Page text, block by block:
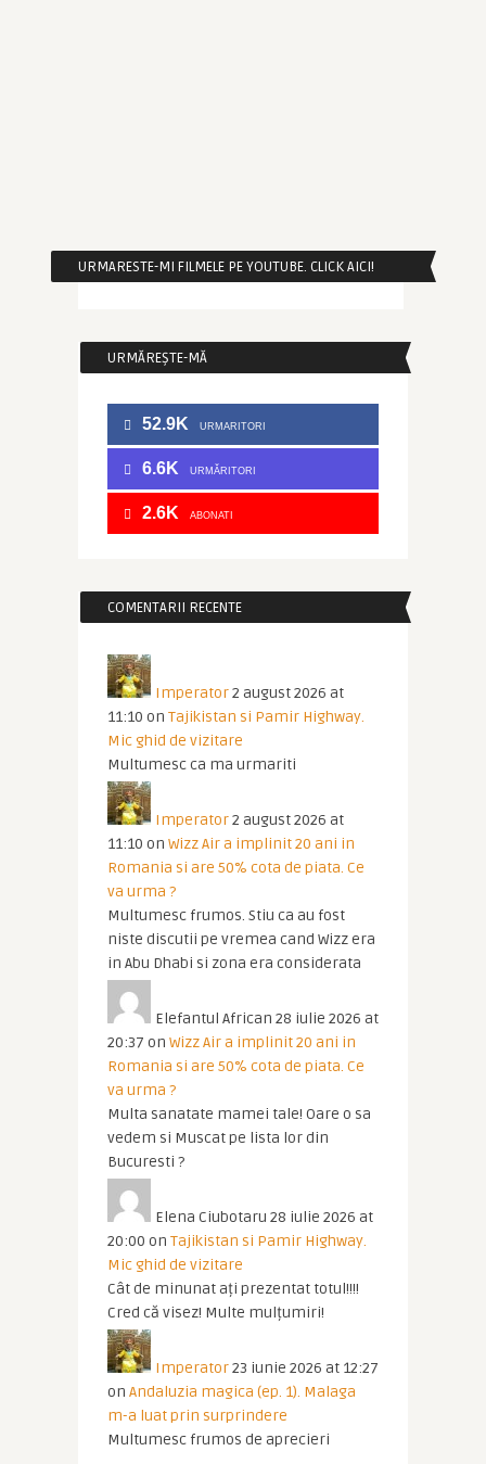
URMARESTE-MI FILMELE PE YOUTUBE. CLICK AICI!
URMĂREȘTE-MĂ
52.9K URMARITORI
6.6K URMĂRITORI
2.6K ABONATI
COMENTARII RECENTE
Imperator2 august 2026 at
11:10 on Tajikistan si Pamir Highway.
Mic ghid de vizitare
Multumesc ca ma urmariti
Imperator2 august 2026 at
11:10 on Wizz Air a implinit 20 ani in
Romania si are 50% cota de piata. Ce
va urma ?
Multumesc frumos. Stiu ca au fost
niste discutii pe vremea cand Wizz era
in Abu Dhabi si zona era considerata
Elefantul African 28 iulie 2026 at
20:37 on Wizz Air a implinit 20 ani in
Romania si are 50% cota de piata. Ce
va urma ?
Multa sanatate mamei tale! Oare o sa
vedem si Muscat pe lista lor din
Bucuresti ?
Elena Ciubotaru 28 iulie 2026 at
20:00 on Tajikistan si Pamir Highway.
Mic ghid de vizitare
Cât de minunat ați prezentat totul!!!!
Cred că visez! Multe mulțumiri!
Imperator23 iunie 2026 at 12:27
on Andaluzia magica (ep. 1). Malaga
m-a luat prin surprindere
Multumesc frumos de aprecieri